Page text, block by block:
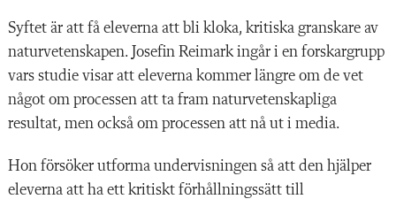
Syftet är att få eleverna att bli kloka, kritiska granskare av
naturvetenskapen. Josefin Reimark ingår i en forskargrupp
vars studie visar att eleverna kommer längre om de vet
något om processen att ta fram naturvetenskapliga
resultat, men också om processen att nå ut i media.
Hon försöker utforma undervisningen så att den hjälper
eleverna att ha ett kritiskt förhållningssätt till